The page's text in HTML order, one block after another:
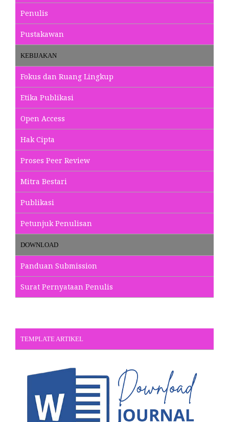
Penulis
Pustakawan
KEBIJAKAN
Fokus dan Ruang Lingkup
Etika Publikasi
Open Access
Hak Cipta
Proses Peer Review
Mitra Bestari
Publikasi
Petunjuk Penulisan
DOWNLOAD
Panduan Submission
Surat Pernyataan Penulis
TEMPLATE ARTIKEL